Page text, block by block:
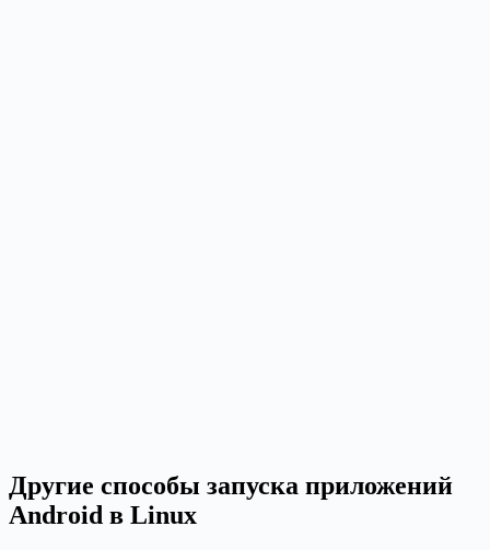
Другие способы запуска приложений
Android в Linux